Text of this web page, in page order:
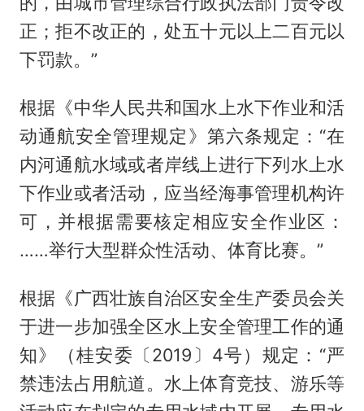
正；拒不改正的，处五十元以上二百元以
下罚款。”
根据《中华人民共和国水上水下作业和活
动通航安全管理规定》第六条规定：“在
内河通航水域或者岸线上进行下列水上水
下作业或者活动，应当经海事管理机构许
可，并根据需要核定相应安全作业区：
……举行大型群众性活动、体育比赛。”
根据《广西壮族自治区安全生产委员会关
于进一步加强全区水上安全管理工作的通
知》（桂安委〔2019〕4号）规定：“严
禁违法占用航道。水上体育竞技、游乐等